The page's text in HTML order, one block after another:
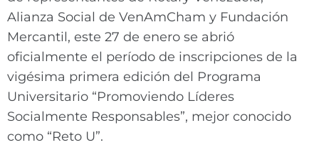
Alianza Social de VenAmCham y Fundación
Mercantil, este 27 de enero se abrió
oficialmente el período de inscripciones de la
vigésima primera edición del Programa
Universitario “Promoviendo Líderes
Socialmente Responsables”, mejor conocido
como “Reto U”.